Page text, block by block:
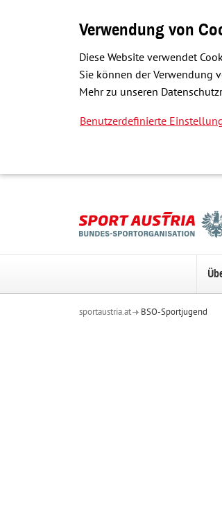
Verwendung von
Diese Website verwendet
Sie können der Verwendung
Mehr zu unseren
Benutzerdefinierte
sportaustria.at BSO-Sportjugend